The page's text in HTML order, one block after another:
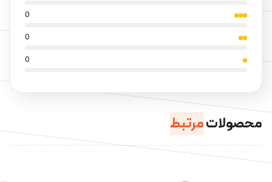
0
0
0
محصولاتمرتبط